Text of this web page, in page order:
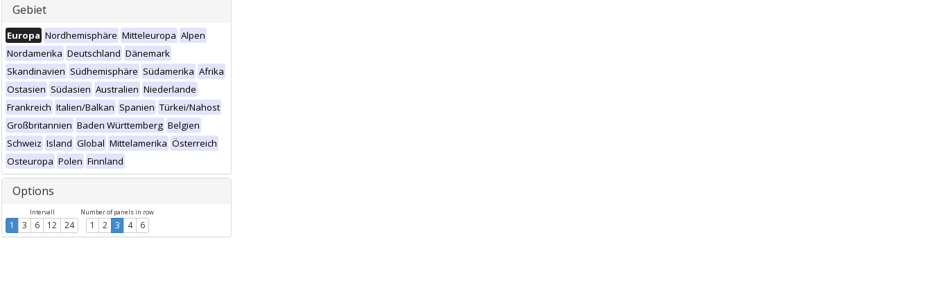
Gebiet
Europa Nordhemisphäre Mitteleuropa Alpen
Nordamerika Deutschland Dänemark
Skandinavien Südhemisphäre Südamerika Afrika
Ostasien Südasien Australien Niederlande
Frankreich Italien/Balkan Spanien Türkei/Nahost
Großbritannien Baden Württemberg Belgien
Schweiz Island Global Mittelamerika Österreich
Osteuropa Polen Finnland
Options
Intervall
1 3 6 12 24
Number of panels in row
1 2 3 4 6